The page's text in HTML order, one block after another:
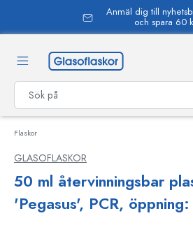
Anmäl dig till
och spara 60
Flaskor
GLASOFLASKOR
50 ml återvinningsbar
'Pegasus', PCR,